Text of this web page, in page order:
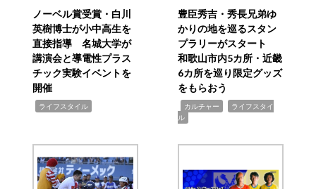
ノーベル賞受賞・白川
英樹博士が小中高生を
直接指導 名城大学が
講演会と導電性プラス
チック実験イベントを
開催
ライフスタイル
豊臣秀吉・秀長兄弟ゆ
かりの地を巡るスタン
プラリーがスタート
和歌山市内5カ所・近畿
6カ所を巡り限定グッズ
をもらおう
カルチャー
ライフスタイ
ル